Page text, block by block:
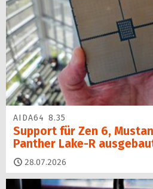
AIDA64 8.35
Support für Zen 6,
Panther Lake-R
28.07.2026